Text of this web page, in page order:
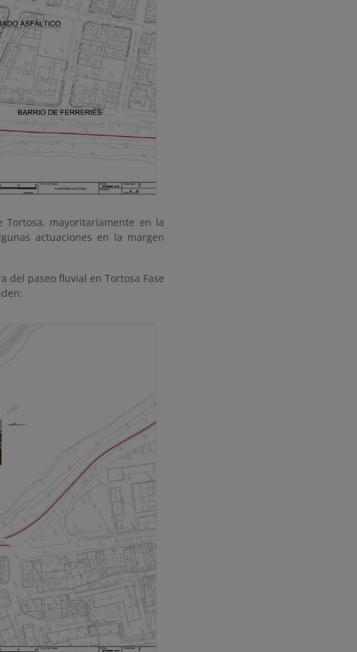
mayoritariamente en la
actuaciones en la margen
del paseo fluvial en Tortosa Fase